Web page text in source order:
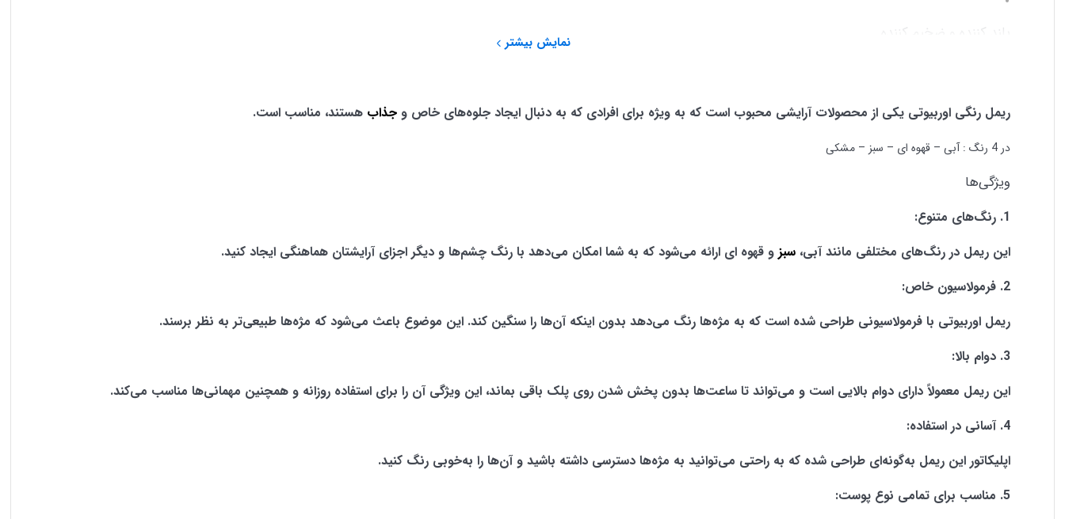
بلند‌ کننده و ضخیم‌ کننده
خشک شدن سریع
پوشش‌دهی مناسب
جلوگیری از به هم چسبیدن مژه‌ها
ماندگاری ۲۴ ساعته
نمایش بیشتر
ریمل رنگی اوربیوتی یکی از محصولات آرایشی محبوب است که به ویژه برای افرادی که به دنبال ایجاد جلوه‌های خاص وجذاب هستند، مناسب است.
در 4 رنگ : آبی – قهوه ای – سبز – مشکی
ویژگی‌ها
1. رنگ‌های متنوع:
این ریمل در رنگ‌های مختلفی مانند آبی،سبز و قهوه ای ارائه می‌شود که به شما امکان می‌دهد با رنگ چشم‌ها و دیگر اجزای آرایشتان هماهنگی ایجاد کنید.
2. فرمولاسیون خاص:
ریمل اوربیوتی با فرمولاسیونی طراحی شده است که به مژه‌ها رنگ می‌دهد بدون اینکه آن‌ها را سنگین کند. این موضوع باعث می‌شود که مژه‌ها طبیعی‌تر به نظر برسند.
3. دوام بالا:
این ریمل معمولاً دارای دوام بالایی است و می‌تواند تا ساعت‌ها بدون پخش شدن روی پلک باقی بماند، این ویژگی آن را برای استفاده روزانه و همچنین مهمانی‌ها مناسب می‌کند.
4. آسانی در استفاده:
اپلیکاتور این ریمل به‌گونه‌ای طراحی شده که به راحتی می‌توانید به مژه‌ها دسترسی داشته باشید و آن‌ها را به‌خوبی رنگ کنید.
5. مناسب برای تمامی نوع پوست: